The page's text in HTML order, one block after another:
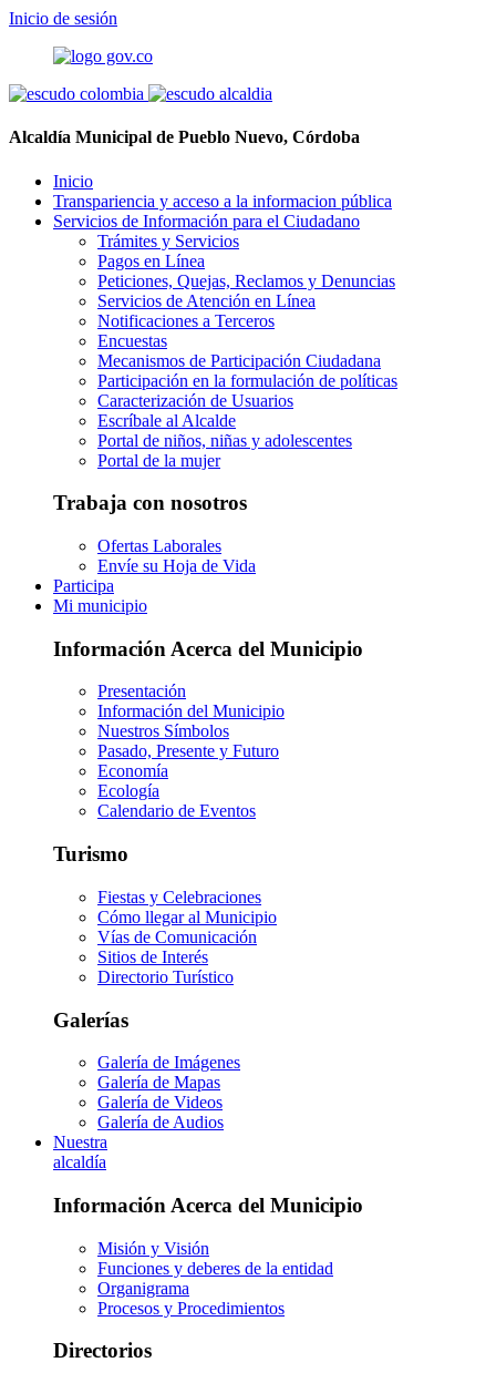
Inicio de sesión
Alcaldía Municipal de Pueblo Nuevo, Córdoba
Inicio
Transpariencia y acceso a la informacion pública
Servicios de Información para el Ciudadano
Trámites y Servicios
Pagos en Línea
Peticiones, Quejas, Reclamos y Denuncias
Servicios de Atención en Línea
Notificaciones a Terceros
Encuestas
Mecanismos de Participación Ciudadana
Participación en la formulación de políticas
Caracterización de Usuarios
Escríbale al Alcalde
Portal de niños, niñas y adolescentes
Portal de la mujer
Trabaja con nosotros
Ofertas Laborales
Envíe su Hoja de Vida
Participa
Mi municipio
Información Acerca del Municipio
Presentación
Información del Municipio
Nuestros Símbolos
Pasado, Presente y Futuro
Economía
Ecología
Calendario de Eventos
Turismo
Fiestas y Celebraciones
Cómo llegar al Municipio
Vías de Comunicación
Sitios de Interés
Directorio Turístico
Galerías
Galería de Imágenes
Galería de Mapas
Galería de Videos
Galería de Audios
Nuestra
alcaldía
Información Acerca del Municipio
Misión y Visión
Funciones y deberes de la entidad
Organigrama
Procesos y Procedimientos
Directorios